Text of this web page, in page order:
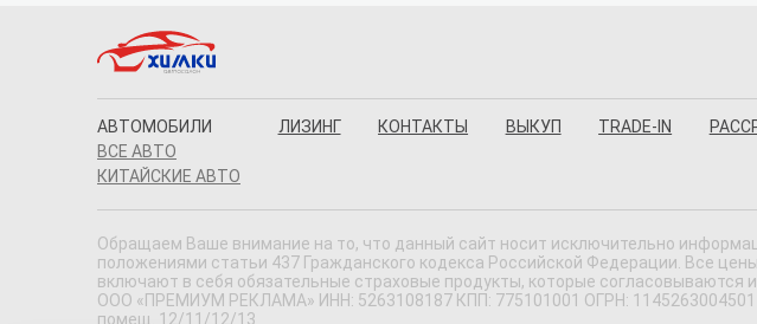
АВТОМОБИЛИ
ВСЕ АВТО
КИТАЙСКИЕ АВТО
ЛИЗИНГ КОНТАКТЫ ВЫКУП TRADE-IN
Обращаем Ваше внимание на то, что данный сайт носит исключительно
положениями статьи 437 Гражданского кодекса Российской Федерации. Все
включают в себя обязательные страховые продукты, которые согласовываются
ООО «ПРЕМИУМ РЕКЛАМА» ИНН: 5263108187 КПП: 775101001 ОГРН: 1145263004501
помещ. 12/11/12/13